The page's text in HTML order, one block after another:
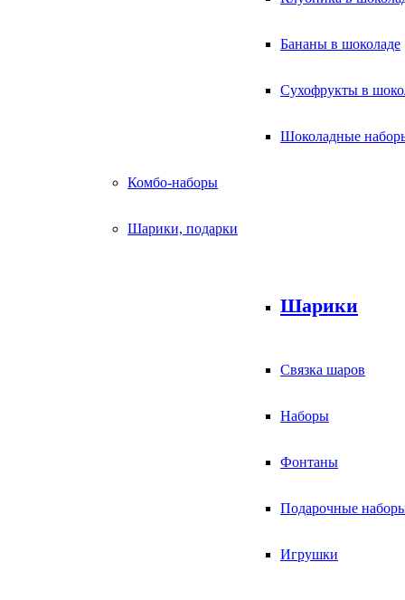
Бананы в шоколаде
Сухофрукты в
Шоколадные
Комбо-наборы
Шарики, подарки
Шарики
Связка шаров
Наборы
Фонтаны
Подарочные
Игрушки